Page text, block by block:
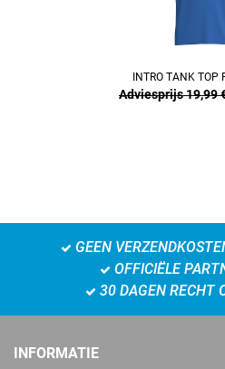
INTRO TANK TOP
Adviesprijs 19,99
GEEN
OFFICIËLE
30 DAGEN RECHT
INFORMATIE